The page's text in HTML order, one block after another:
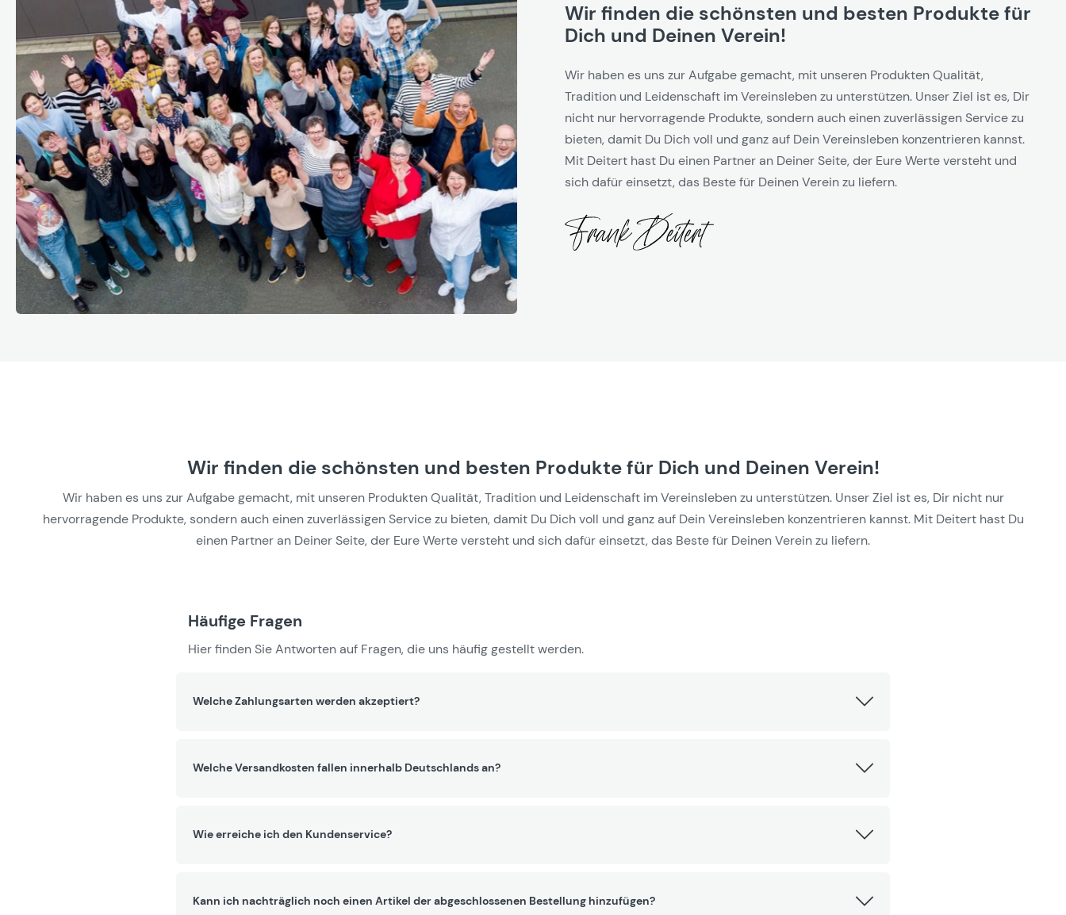
Wir finden die schönsten und besten Produkte für
Dich und Deinen Verein!
Wir haben es uns zur Aufgabe gemacht, mit unseren Produkten Qualität,
Tradition und Leidenschaft im Vereinsleben zu unterstützen. Unser Ziel ist es, Dir
nicht nur hervorragende Produkte, sondern auch einen zuverlässigen Service zu
bieten, damit Du Dich voll und ganz auf Dein Vereinsleben konzentrieren kannst.
Mit Deitert hast Du einen Partner an Deiner Seite, der Eure Werte versteht und
sich dafür einsetzt, das Beste für Deinen Verein zu liefern.
Wir finden die schönsten und besten Produkte für Dich und Deinen Verein!
Wir haben es uns zur Aufgabe gemacht, mit unseren Produkten Qualität, Tradition und Leidenschaft im Vereinsleben zu unterstützen. Unser Ziel ist es, Dir nicht nur
hervorragende Produkte, sondern auch einen zuverlässigen Service zu bieten, damit Du Dich voll und ganz auf Dein Vereinsleben konzentrieren kannst. Mit Deitert hast Du
einen Partner an Deiner Seite, der Eure Werte versteht und sich dafür einsetzt, das Beste für Deinen Verein zu liefern.
Häufige Fragen
Hier finden Sie Antworten auf Fragen, die uns häufig gestellt werden.
Welche Zahlungsarten werden akzeptiert?
Welche Versandkosten fallen innerhalb Deutschlands an?
Wie erreiche ich den Kundenservice?
Kann ich nachträglich noch einen Artikel der abgeschlossenen Bestellung hinzufügen?